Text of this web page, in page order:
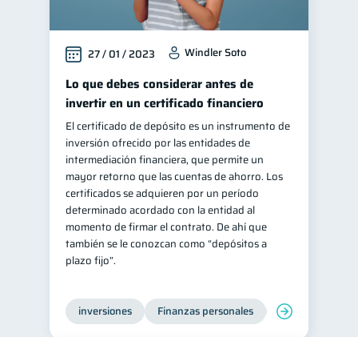
27 / 01 / 2023 Windler Soto
Lo que debes considerar antes de
invertir en un certificado financiero
El certificado de depósito es un instrumento de
inversión ofrecido por las entidades de
intermediación financiera, que permite un
mayor retorno que las cuentas de ahorro. Los
certificados se adquieren por un período
determinado acordado con la entidad al
momento de firmar el contrato. De ahí que
también se le conozcan como “depósitos a
plazo fijo”.
inversiones Finanzas personales Educación